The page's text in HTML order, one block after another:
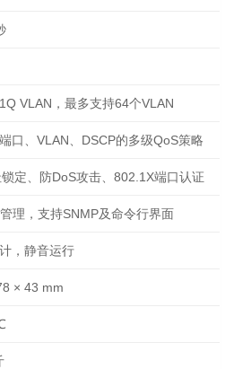
VLAN，最多支持64个VLAN
口、VLAN、DSCP的多级QoS策略
定、防DoS攻击、802.1X端口认证
理，支持SNMP及命令行界面
，静音运行
× 43 mm